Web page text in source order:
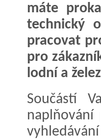
máte
technický
pracovat
pro
lodní a
Součástí